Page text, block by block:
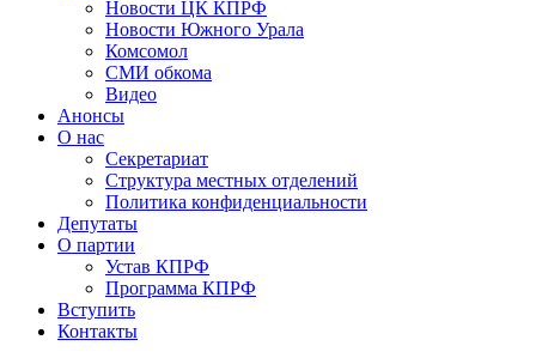
Новости ЦК КПРФ
Новости Южного Урала
Комсомол
СМИ обкома
Видео
Анонсы
О нас
Секретариат
Структура местных отделений
Политика конфиденциальности
Депутаты
О партии
Устав КПРФ
Программа КПРФ
Вступить
Контакты